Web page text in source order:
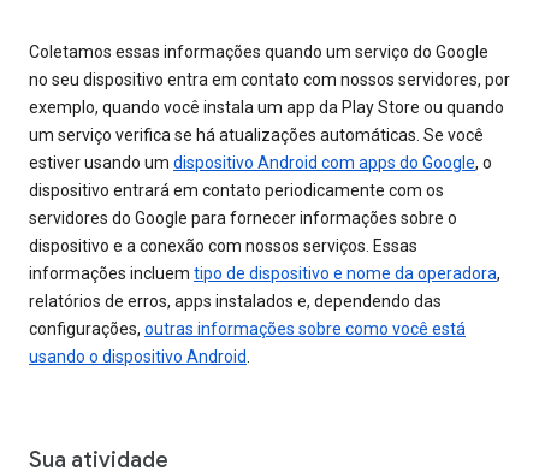
Coletamos essas informações quando um serviço do Google
no seu dispositivo entra em contato com nossos servidores, por
exemplo, quando você instala um app da Play Store ou quando
um serviço verifica se há atualizações automáticas. Se você
estiver usando um dispositivo Android com apps do Google, o
dispositivo entrará em contato periodicamente com os
servidores do Google para fornecer informações sobre o
dispositivo e a conexão com nossos serviços. Essas
informações incluem tipo de dispositivo e nome da operadora,
relatórios de erros, apps instalados e, dependendo das
configurações, outras informações sobre como você está
usando o dispositivo Android.
Sua atividade